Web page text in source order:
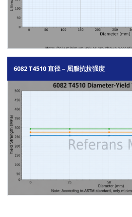
6082 T4510 直径 – 屈服抗拉强度